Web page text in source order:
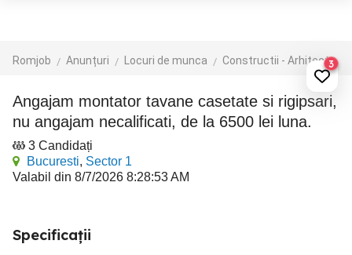
Romjob Anunțuri Locuri de munca Constructii - Arhitectura - Design3
Angajam montator tavane casetate si rigipsari,
nu angajam necalificati, de la 6500 lei luna.
3 Candidați
Bucuresti, Sector 1
Valabil din 8/7/2026 8:28:53 AM
Specificații